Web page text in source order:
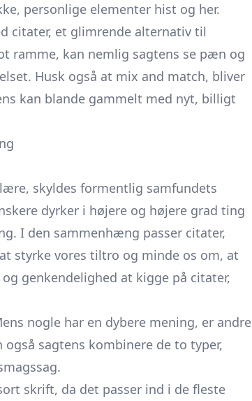
personlige elementer hist og her.
citater, et glimrende alternativ til
ramme, kan nemlig sagtens se pæn og
Husk også at mix and match, bliver
kan blande gammelt med nyt, billigt
skyldes formentlig samfundets
dyrker i højere og højere grad ting
I den sammenhæng passer citater,
styrke vores tiltro og minde os om, at
genkendelighed at kigge på citater,
nogle har en dybere mening, er andre
sagtens kombinere de to typer,
skrift, da det passer ind i de fleste